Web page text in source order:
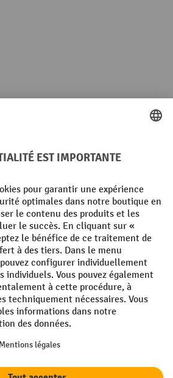
Mentions légales
Politique de cookies
costsand possible delivery charges,
épuisement des stocks. La remise ne
Il n'est pas possible de le combiner
pourcentage ou bons de réduction. | ² La
seule fois lors de la première inscription
réduction est valable pendant 10 jours et
La réduction varie selon la catégorie de
les chariots élévateurs